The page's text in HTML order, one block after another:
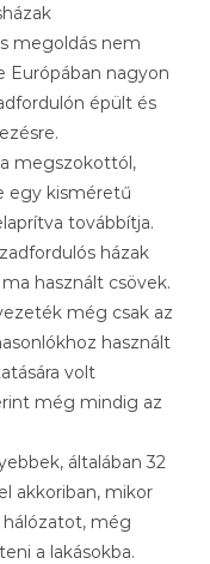
megoldás nem
Európában nagyon
épült és
megszokottól,
egy kisméretű
továbbítja.
házak
használt csövek.
még csak az
használt
volt
még mindig az
általában 32
akkoriban, mikor
még
a lakásokba.